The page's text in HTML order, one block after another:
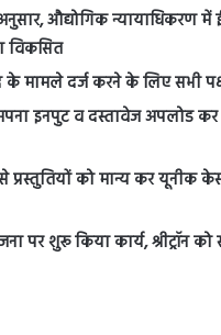
औद्योगिक न्यायाधिकरण
विकसित
के मामले दर्ज करने के लिए सभी
इनपुट व दस्तावेज अपलोड
प्रस्तुतियों को मान्य कर यूनीक
पर शुरू किया कार्य, श्रीट्रॉन